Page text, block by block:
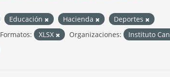
Educación Hacienda
Deportes
Formatos: XLSX Organizaciones: Instituto